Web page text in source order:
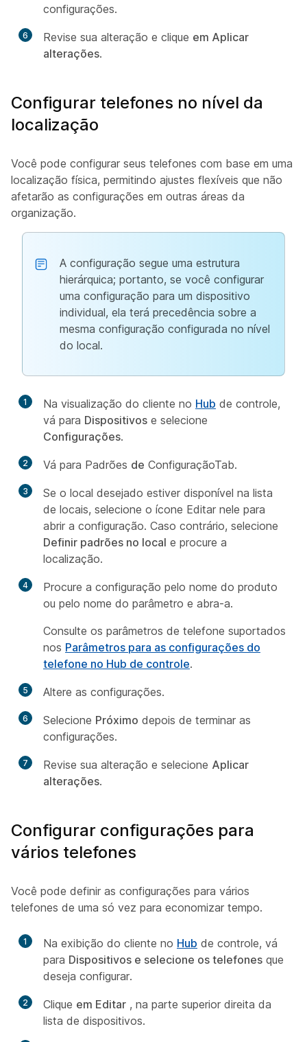
configurações.
6 Revise sua alteração e clique em Aplicar
alterações.
Configurar telefones no nível da
localização
Você pode configurar seus telefones com base em uma
localização física, permitindo ajustes flexíveis que não
afetarão as configurações em outras áreas da
organização.
A configuração segue uma estrutura
hierárquica; portanto, se você configurar
uma configuração para um dispositivo
individual, ela terá precedência sobre a
mesma configuração configurada no nível
do local.
1 Na visualização do cliente no Hub de controle,
vá para Dispositivos e selecione
Configurações.
2 Vá para Padrões de ConfiguraçãoTab.
3
Se o local desejado estiver disponível na lista
de locais, selecione o ícone Editar nele para
abrir a configuração. Caso contrário, selecione
Definir padrões no local e procure a
localização.
4
Procure a configuração pelo nome do produto
ou pelo nome do parâmetro e abra-a.
Consulte os parâmetros de telefone suportados
nos Parâmetros para as configurações do
telefone no Hub de controle.
5 Altere as configurações.
6 Selecione Próximo depois de terminar as
configurações.
7 Revise sua alteração e selecione Aplicar
alterações.
Configurar configurações para
vários telefones
Você pode definir as configurações para vários
telefones de uma só vez para economizar tempo.
1 Na exibição do cliente no Hub de controle, vá
para Dispositivos e selecione os telefones que
deseja configurar.
2 Clique em Editar , na parte superior direita da
lista de dispositivos.